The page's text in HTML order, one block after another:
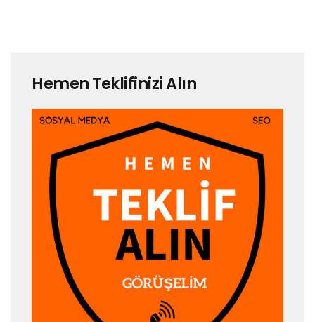
Hemen Teklifinizi Alın